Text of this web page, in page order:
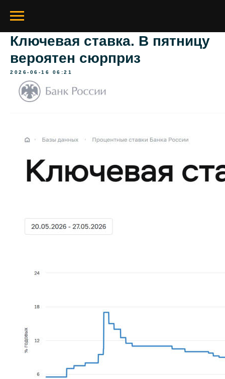
Ключевая ставка. В пятницу
вероятен сюрприз
2026-06-16 06:21